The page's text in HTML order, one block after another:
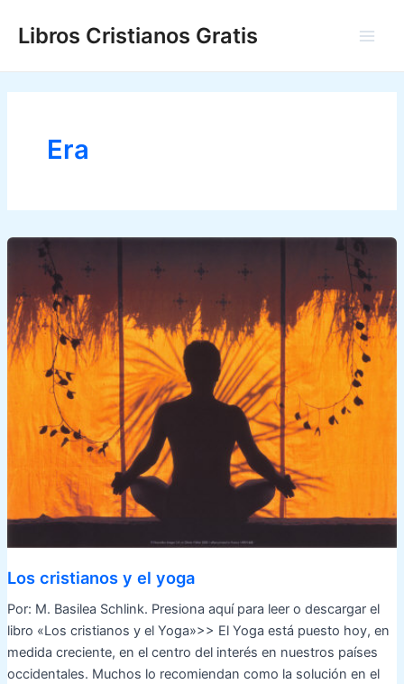
Libros Cristianos Gratis
Era
Los cristianos y el yoga
Por: M. Basilea Schlink. Presiona aquí para leer o descargar el
libro «Los cristianos y el Yoga»>> El Yoga está puesto hoy, en
medida creciente, en el centro del interés en nuestros países
occidentales. Muchos lo recomiendan como la solución en el